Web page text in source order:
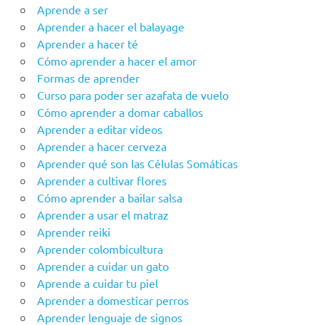
Aprende a ser
Aprender a hacer el balayage
Aprender a hacer té
Cómo aprender a hacer el amor
Formas de aprender
Curso para poder ser azafata de vuelo
Cómo aprender a domar caballos
Aprender a editar vídeos
Aprender a hacer cerveza
Aprender qué son las Células Somáticas
Aprender a cultivar flores
Cómo aprender a bailar salsa
Aprender a usar el matraz
Aprender reiki
Aprender colombicultura
Aprender a cuidar un gato
Aprende a cuidar tu piel
Aprender a domesticar perros
Aprender lenguaje de signos